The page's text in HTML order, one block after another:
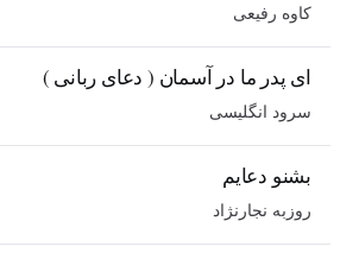
کاوه رفیعی
ای پدر ما در آسمان ( دعای ربانی )
سرود انگلیسی
بشنو دعایم
روزبه نجارنژاد